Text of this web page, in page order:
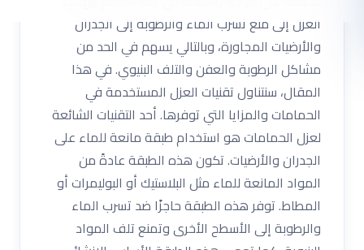
العزل إلى منع تسرب الماء والرطوبة إلى الجدران
والأرضيات المجاورة، وبالتالي يسهم في الحد من
مشاكل الرطوبة والعفن والتلف البنيوي. في هذا
المقال، سنتناول تقنيات العزل المستخدمة في
الحمامات والمزايا التي توفرها. أحد التقنيات الشائعة
لعزل الحمامات هو استخدام طبقة مانعة للماء على
الجدران والأرضيات. تكون هذه الطبقة عادةً من
المواد المانعة للماء مثل البلاستيك أو البوليمرات أو
المطاط. توفر هذه الطبقة حاجزًا ضد تسرب الماء
والرطوبة إلى الأسطح الأخرى وتمنع تلف المواد